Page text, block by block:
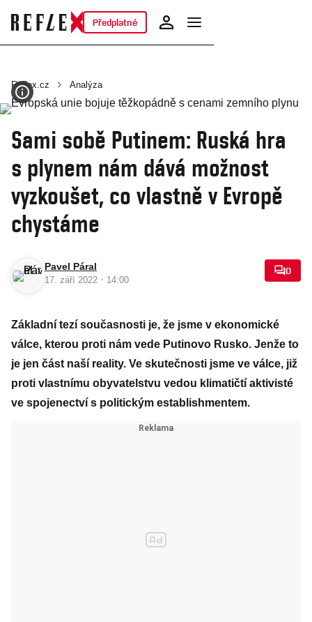
Předplatné
Reflex.cz Analýza
Sami sobě Putinem: Ruská hra
s plynem nám dává možnost
vyzkoušet, co vlastně v Evropě
chystáme
Pavel Páral
17. září 2022 · 14:00
0
Základní tezí současnosti je, že jsme v ekonomické
válce, kterou proti nám vede Putinovo Rusko. Jenže to
je jen část naší reality. Ve skutečnosti jsme ve válce, již
proti vlastnímu obyvatelstvu vedou klimatičtí aktivisté
ve spojenectví s politickým establishmentem.